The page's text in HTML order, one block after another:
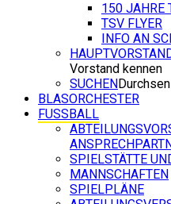
150 JAHRE
TSV FLYER
INFO AN
Vorstand kennen
SUCHEN
BLASORCHESTER
FUSSBALL
SPIELSTÄTTE
MANNSCHAFTEN
SPIELPLÄNE